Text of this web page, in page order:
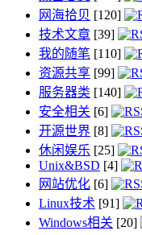
网海拾贝 [120]
技术文章 [39]
我的随笔 [110]
资源共享 [99]
服务器类 [140]
安全相关 [6]
开源世界 [8]
休闲娱乐 [25]
Unix&BSD [4]
网站优化 [6]
Linux技术 [91]
Windows相关 [20]